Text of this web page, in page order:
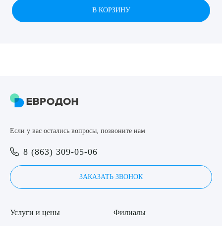
В КОРЗИНУ
Если у вас остались вопросы, позвоните нам
8 (863) 309-05-06
ЗАКАЗАТЬ ЗВОНОК
Услуги и цены Филиалы
ОТПРАВИТЬ
Я даю согласие на
Выберите сопутствующую услугу